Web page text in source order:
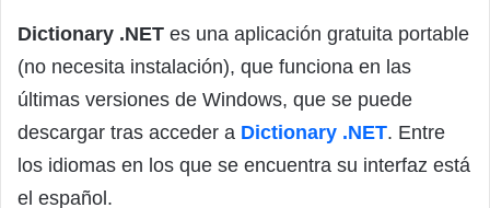
Dictionary .NET es una aplicación gratuita portable
(no necesita instalación), que funciona en las
últimas versiones de Windows, que se puede
descargar tras acceder a Dictionary .NET. Entre
los idiomas en los que se encuentra su interfaz está
el español.